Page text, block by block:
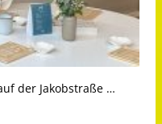
der Jakobstraße …